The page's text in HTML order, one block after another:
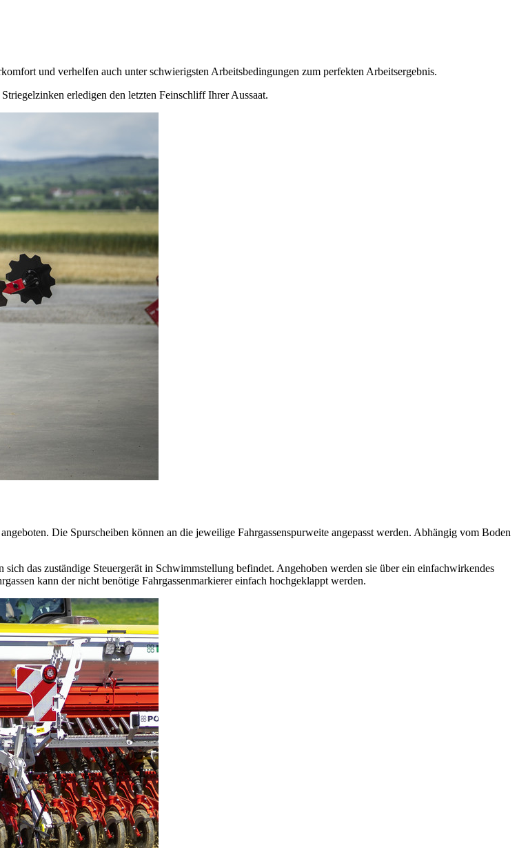
und verhelfen auch unter schwierigsten Arbeitsbedingungen zum perfekten Arbeitsergebnis.
erledigen den letzten Feinschliff Ihrer Aussaat.
Die Spurscheiben können an die jeweilige Fahrgassenspurweite angepasst werden. Abhängig vom Boden
das zuständige Steuergerät in Schwimmstellung befindet. Angehoben werden sie über ein einfachwirkendes
kann der nicht benötige Fahrgassenmarkierer einfach hochgeklappt werden.